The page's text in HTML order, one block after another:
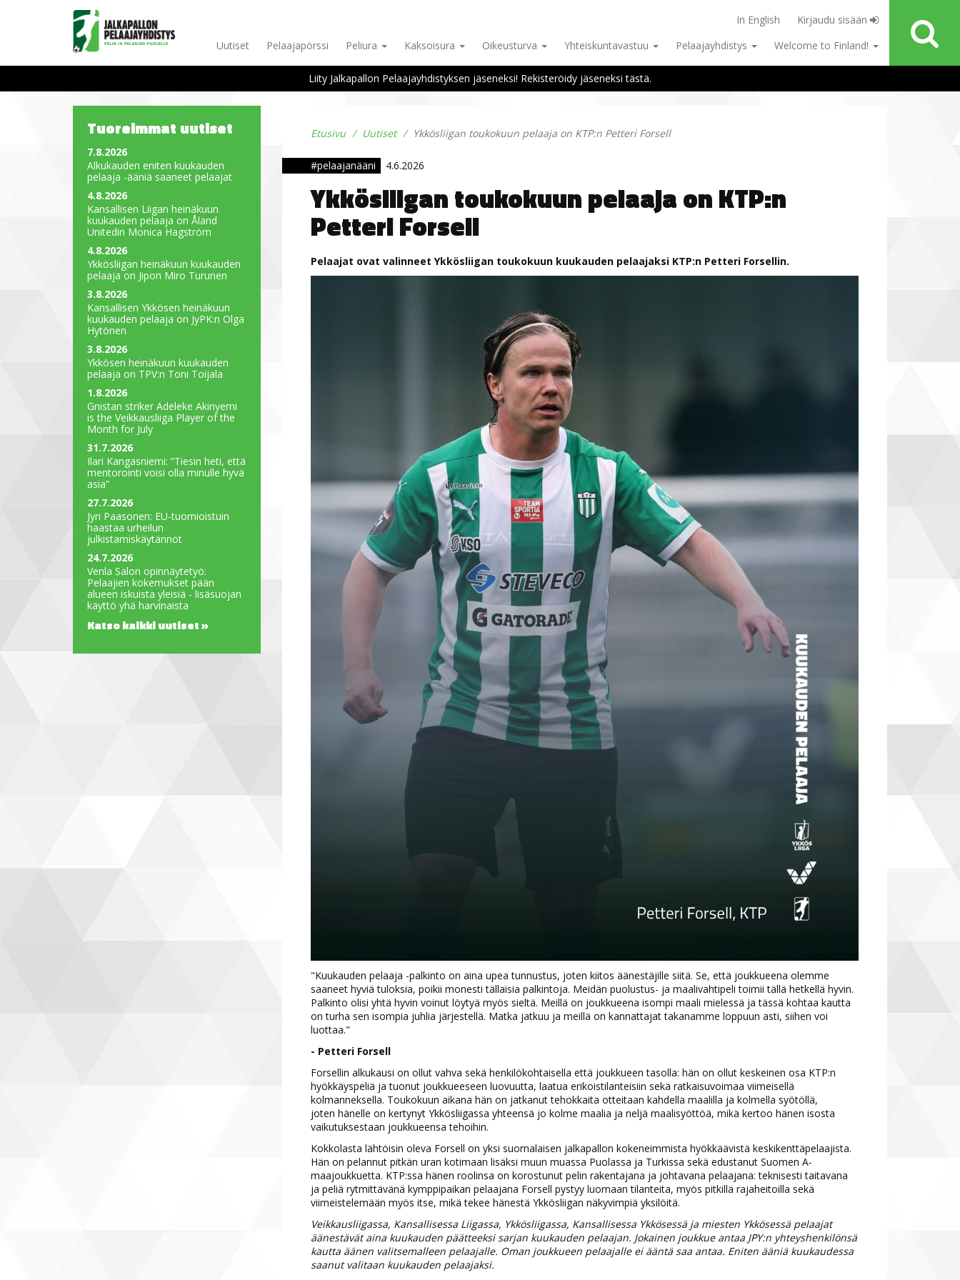
In English
Kirjaudu sisään
Uutiset
Pelaajapörssi Peliura Kaksoisura Oikeusturva Yhteiskuntavastuu Pelaajayhdistys Welcome to Finland!
Liity Jalkapallon Pelaajayhdistyksen jäseneksi! Rekisteröidy jäseneksi tästä.
Etusivu Uutiset Ykkösliigan toukokuun pelaaja on KTP:n Petteri Forsell
#pelaajanääni 4.6.2026
Ykkösliigan toukokuun pelaaja on KTP:n
Petteri Forsell
Pelaajat ovat valinneet Ykkösliigan toukokuun kuukauden pelaajaksi KTP:n Petteri Forsellin.
"Kuukauden pelaaja -palkinto on aina upea tunnustus, joten kiitos äänestäjille siitä. Se, että joukkueena olemme
saaneet hyviä tuloksia, poikii monesti tällaisia palkintoja. Meidän puolustus- ja maalivahtipeli toimii tällä hetkellä hyvin.
Palkinto olisi yhtä hyvin voinut löytyä myös sieltä. Meillä on joukkueena isompi maali mielessä ja tässä kohtaa kautta
on turha sen isompia juhlia järjestellä. Matka jatkuu ja meillä on kannattajat takanamme loppuun asti, siihen voi
luottaa."
- Petteri Forsell
Forsellin alkukausi on ollut vahva sekä henkilökohtaisella että joukkueen tasolla: hän on ollut keskeinen osa KTP:n
hyökkäyspeliä ja tuonut joukkueeseen luovuutta, laatua erikoistilanteisiin sekä ratkaisuvoimaa viimeisellä
kolmanneksella. Toukokuun aikana hän on jatkanut tehokkaita otteitaan kahdella maalilla ja kolmella syötöllä,
joten hänelle on kertynyt Ykkösliigassa yhteensä jo kolme maalia ja neljä maalisyöttöä, mikä kertoo hänen isosta
vaikutuksestaan joukkueensa tehoihin.
Kokkolasta lähtöisin oleva Forsell on yksi suomalaisen jalkapallon kokeneimmista hyökkäävistä keskikenttäpelaajista.
Hän on pelannut pitkän uran kotimaan lisäksi muun muassa Puolassa ja Turkissa sekä edustanut Suomen A-
maajoukkuetta. KTP:ssa hänen roolinsa on korostunut pelin rakentajana ja johtavana pelaajana: teknisesti taitavana
ja peliä rytmittävänä kymppipaikan pelaajana Forsell pystyy luomaan tilanteita, myös pitkillä rajaheitoilla sekä
viimeistelemään myös itse, mikä tekee hänestä Ykkösliigan näkyvimpiä yksilöitä.
Veikkausliigassa, Kansallisessa Liigassa, Ykkösliigassa, Kansallisessa Ykkösessä ja miesten Ykkösessä pelaajat
äänestävät aina kuukauden päätteeksi sarjan kuukauden pelaajan. Jokainen joukkue antaa JPY:n yhteyshenkilönsä
kautta äänen valitsemalleen pelaajalle. Oman joukkueen pelaajalle ei ääntä saa antaa. Eniten ääniä kuukaudessa
saanut valitaan kuukauden pelaajaksi.
Tuoreimmat uutiset
7.8.2026
Alkukauden eniten kuukauden
pelaaja -ääniä saaneet pelaajat
4.8.2026
Kansallisen Liigan heinäkuun
kuukauden pelaaja on Åland
Unitedin Monica Hagström
4.8.2026
Ykkösliigan heinäkuun kuukauden
pelaaja on Jipon Miro Turunen
3.8.2026
Kansallisen Ykkösen heinäkuun
kuukauden pelaaja on JyPK:n Olga
Hytönen
3.8.2026
Ykkösen heinäkuun kuukauden
pelaaja on TPV:n Toni Toijala
1.8.2026
Gnistan striker Adeleke Akinyemi
is the Veikkausliiga Player of the
Month for July
31.7.2026
Ilari Kangasniemi: “Tiesin heti, että
mentorointi voisi olla minulle hyvä
asia”
27.7.2026
Jyri Paasonen: EU-tuomioistuin
haastaa urheilun
julkistamiskäytännöt
24.7.2026
Venla Salon opinnäytetyö:
Pelaajien kokemukset pään
alueen iskuista yleisiä - lisäsuojan
käyttö yhä harvinaista
Katso kaikki uutiset »